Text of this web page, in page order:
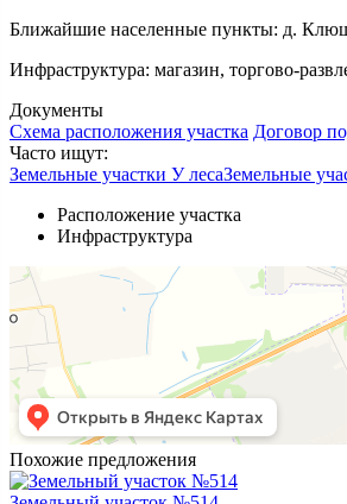
Ближайшие населенные пункты: д.
Инфраструктура: магазин, торгово-
Документы
Схема расположения участка Договор
Часто ищут:
Земельные участки У лесаЗемельные
Расположение участка
Инфраструктура
Похожие предложения